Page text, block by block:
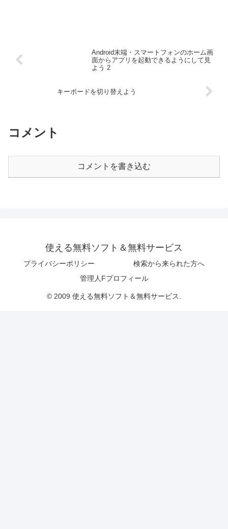
Android末端・スマートフォンのホーム画
面からアプリを起動できるようにして見
よう 2
キーボードを切り替えよう
コメント
コメントを書き込む
使える無料ソフト＆無料サービス
プライバシーポリシー
検索から来られた方へ
管理人Fプロフィール
© 2009 使える無料ソフト＆無料サービス.